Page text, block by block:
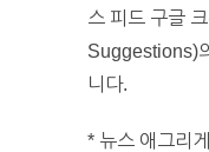
스 피드 구글
Suggestions)
니다.
* 뉴스 애그리